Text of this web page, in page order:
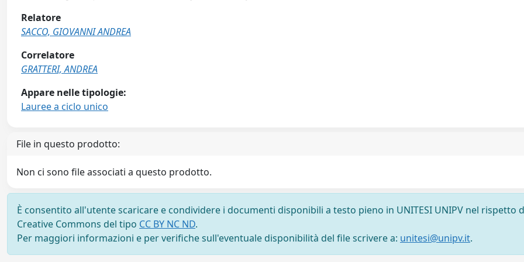
Relatore
SACCO, GIOVANNI ANDREA
Correlatore
GRATTERI, ANDREA
Appare nelle tipologie:
Lauree a ciclo unico
File in questo prodotto:
Non ci sono file associati a questo prodotto.
È consentito all'utente scaricare e condividere i documenti disponibili a testo pieno in UNITESI UNIPV nel rispetto
Creative Commons del tipo CC BY NC ND.
Per maggiori informazioni e per verifiche sull'eventuale disponibilità del file scrivere a: unitesi@unipv.it.